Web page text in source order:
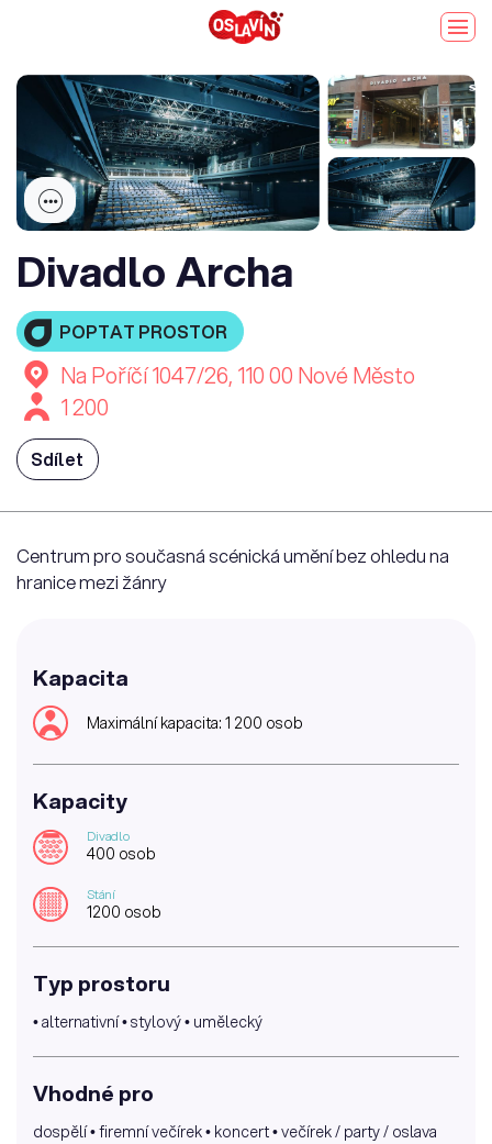
Divadlo Archa
POPTAT PROSTOR
Na Poříčí 1047/26, 110 00 Nové Město
1 200
Sdílet
Centrum pro současná scénická umění bez ohledu na
hranice mezi žánry
Kapacita
Maximální kapacita: 1 200 osob
Kapacity
Divadlo
400 osob
Stání
1200 osob
Typ prostoru
• alternativní • stylový • umělecký
Vhodné pro
dospělí • firemní večírek • koncert • večírek / party / oslava